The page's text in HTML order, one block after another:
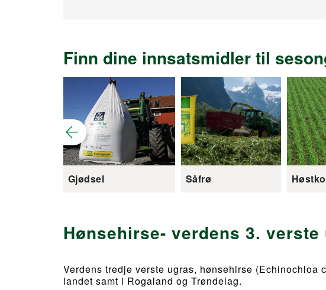
Finn dine innsatsmidler til
Gjødsel Såfrø
Hønsehirse- verdens 3. verste
Verdens tredje verste ugras, hønsehirse
landet samt i Rogaland og Trøndelag.